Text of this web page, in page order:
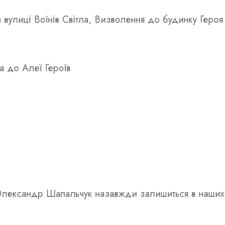
Воїнів Світла, Визволення до будинку Героя
до Алеї Героїв
Шапальчук назавжди залишиться в наших